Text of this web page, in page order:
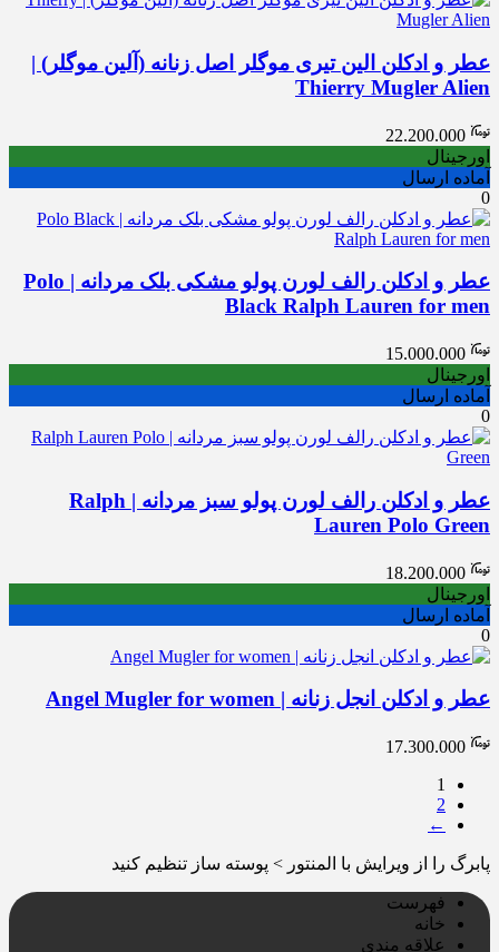
عطر و ادکلن الین تیری موگلر اصل زنانه (آلین موگلر) |
Thierry Mugler Alien
22.200.000
اورجینال
آماده ارسال
0
عطر و ادکلن رالف لورن پولو مشکی بلک مردانه | Polo
Black Ralph Lauren for men
15.000.000
اورجینال
آماده ارسال
0
عطر و ادکلن رالف لورن پولو سبز مردانه | Ralph
Lauren Polo Green
18.200.000
اورجینال
آماده ارسال
0
عطر و ادکلن انجل زنانه | Angel Mugler for women
17.300.000
1
2
←
پابرگ را از ویرایش با المنتور > پوسته ساز تنظیم کنید
فهرست
خانه
علاقه مندی